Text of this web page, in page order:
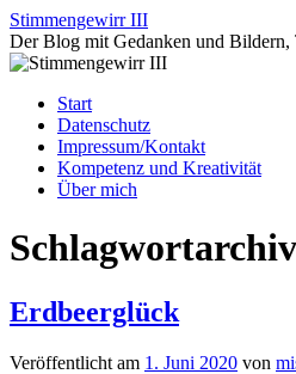
Zum
Inhalt
springen
Stimmengewirr III
Der Blog mit Gedanken und
Start
Datenschutz
Impressum/Kontakt
Kompetenz und Kreativität
Über mich
Erdbeerglück
Veröffentlicht am 1. Juni 2020 von